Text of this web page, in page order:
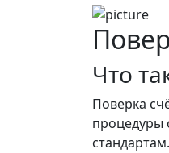
Что
Поверка
процедуры
стандартам.